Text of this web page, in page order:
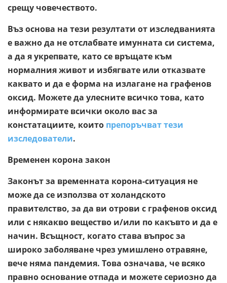
срещу човечеството.
Въз основа на тези резултати от изследванията
е важно да не отслабвате имунната си система,
а да я укрепвате, като се връщате към
нормалния живот и избягвате или отказвате
каквато и да е форма на излагане на графенов
оксид. Можете да улесните всичко това, като
информирате всички около вас за
констатациите, които препоръчват тези
изследователи.
Временен корона закон
Законът за временната корона-ситуация не
може да се използва от холандското
правителство, за да ви отрови с графенов оксид
или с някакво вещество и/или по какъвто и да е
начин. Всъщност, когато става въпрос за
широко заболяване чрез умишлено отравяне,
вече няма пандемия. Това означава, че всяко
правно основание отпада и можете сериозно да